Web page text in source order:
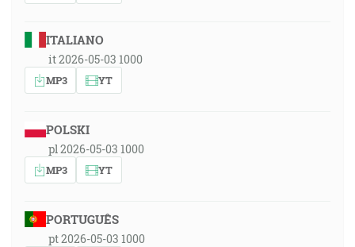
ITALIANO
it 2026-05-03 1000
MP3 YT
POLSKI
pl 2026-05-03 1000
MP3 YT
PORTUGUÊS
pt 2026-05-03 1000